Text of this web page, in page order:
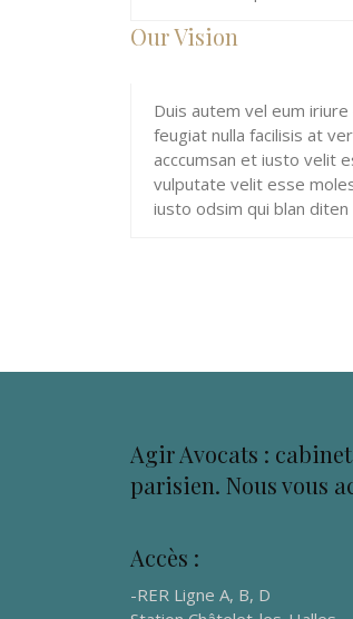
Our Vision
Duis autem vel eum
feugiat nulla facilisis at
acccumsan et iusto velit
vulputate velit esse
iusto odsim qui blan
Agir Avocats :
parisien. Nous vous
Accès :
-RER Ligne A, B, D